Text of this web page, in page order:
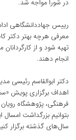
در شورا مواجه شد.
رییس جهاددانشگاهی
معرفی هرچه بهتر دکتر
تهیه شود و از
انجام دهند.
دکتر ابوالقاسم رئیسی
اهداف برگزاری پویش
فرهنگی، پژوهشگاه
بتوانیم بزرگداشت
سال‌های گذشته برگزار